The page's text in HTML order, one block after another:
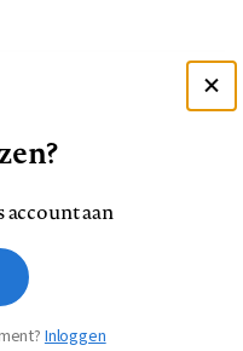
YouTube
ons
verdienen
antwoorden
account aan
Inloggen